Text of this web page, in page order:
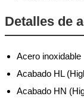
Detalles de
Acero inoxidable
Acabado HL
Acabado HN